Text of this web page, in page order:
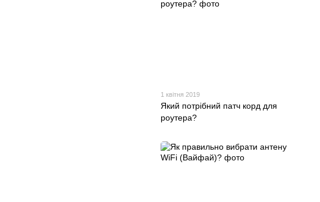
1 квітня 2019
Який потрібний патч корд для
роутера?